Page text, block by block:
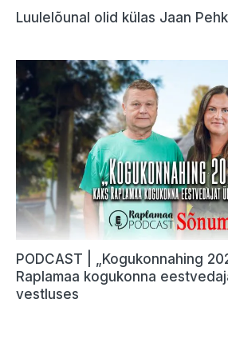
Luulelõunal olid külas Jaan
PODCAST | „Kogukonnahing
Raplamaa kogukonna
vestluses